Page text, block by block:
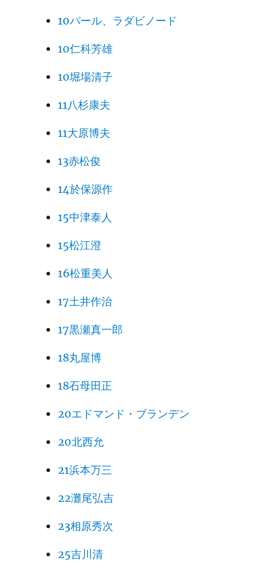
10パール、ラダビノード
10仁科芳雄
10堀場清子
11八杉康夫
11大原博夫
13赤松俊
14於保源作
15中津泰人
15松江澄
16松重美人
17土井作治
17黒瀬真一郎
18丸屋博
18石母田正
20エドマンド・ブランデン
20北西允
21浜本万三
22灘尾弘吉
23相原秀次
25吉川清